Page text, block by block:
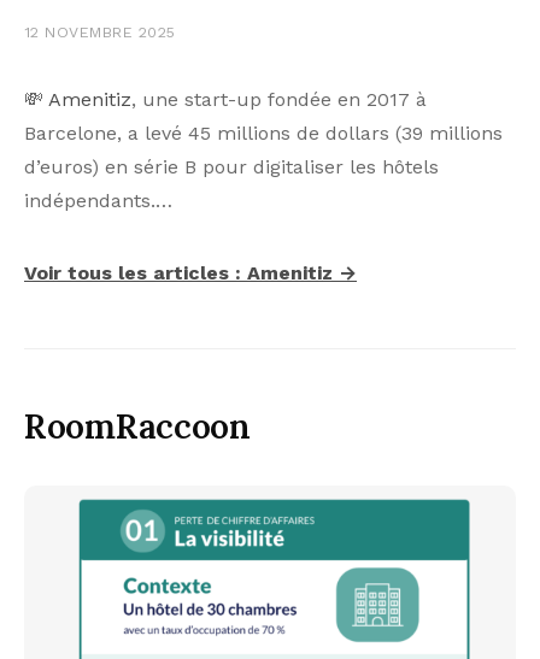
12 NOVEMBRE 2025
💸 Amenitiz, une start-up fondée en 2017 à
Barcelone, a levé 45 millions de dollars (39 millions
d’euros) en série B pour digitaliser les hôtels
indépendants.…
Voir tous les articles : Amenitiz →
RoomRaccoon